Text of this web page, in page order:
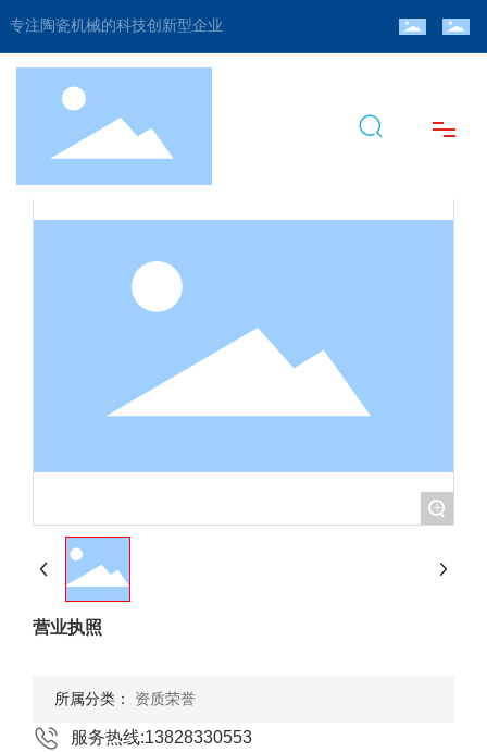
专注陶瓷机械的科技创新型企业
首页
服务支持
联系我们
+
营业执照
所属分类： 资质荣誉
服务热线:13828330553